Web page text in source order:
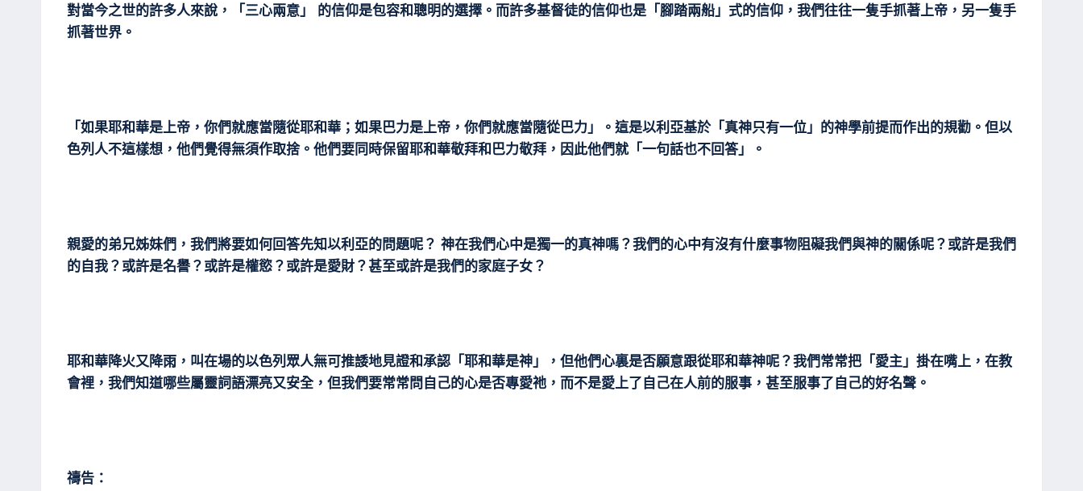
對當今之世的許多人來說，「三心兩意」 的信仰是包容和聰明的選擇。而許多基督徒的信仰也是「腳踏兩船」式的信仰，我們往往一隻手抓著上帝，另一隻手
抓著世界。
「如果耶和華是上帝，你們就應當隨從耶和華；如果巴力是上帝，你們就應當隨從巴力」。這是以利亞基於「真神只有一位」的神學前提而作出的規勸。但以
色列人不這樣想，他們覺得無須作取捨。他們要同時保留耶和華敬拜和巴力敬拜，因此他們就「一句話也不回答」。
親愛的弟兄姊妹們，我們將要如何回答先知以利亞的問題呢？ 神在我們心中是獨一的真神嗎？我們的心中有沒有什麼事物阻礙我們與神的關係呢？或許是我們
的自我？或許是名譽？或許是權慾？或許是愛財？甚至或許是我們的家庭子女？
耶和華降火又降雨，叫在場的以色列眾人無可推諉地見證和承認「耶和華是神」，但他們心裏是否願意跟從耶和華神呢？我們常常把「愛主」掛在嘴上，在教
會裡，我們知道哪些屬靈詞語漂亮又安全，但我們要常常問自己的心是否專愛祂，而不是愛上了自己在人前的服事，甚至服事了自己的好名聲。
禱告：